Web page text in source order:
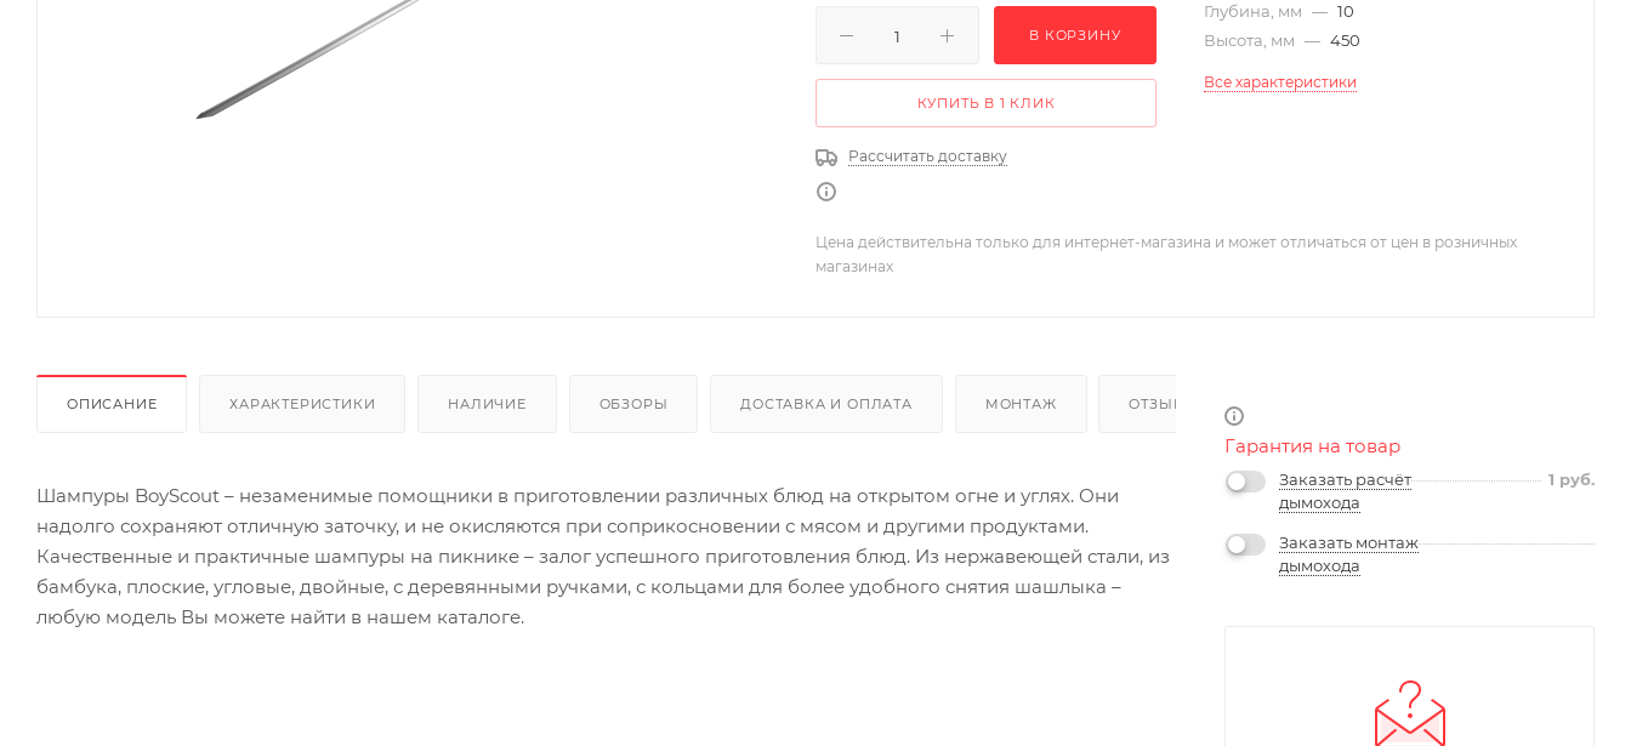
В КОРЗИНУ
КУПИТЬ В 1 КЛИК
Рассчитать доставку
Глубина, мм — 10
Высота, мм — 450
Все характеристики
Цена действительна только для интернет-магазина и может отличаться от цен в розничных
магазинах
ОПИСАНИЕ ХАРАКТЕРИСТИКИ НАЛИЧИЕ ОБЗОРЫ ДОСТАВКА И ОПЛАТА МОНТАЖ ОТЗЫВЫ
Шампуры BoyScout – незаменимые помощники в приготовлении различных блюд на открытом огне и углях. Они
надолго сохраняют отличную заточку, и не окисляются при соприкосновении с мясом и другими продуктами.
Качественные и практичные шампуры на пикнике – залог успешного приготовления блюд. Из нержавеющей стали, из
бамбука, плоские, угловые, двойные, с деревянными ручками, с кольцами для более удобного снятия шашлыка –
любую модель Вы можете найти в нашем каталоге.
Гарантия на товар
Заказать расчёт
дымохода
1 руб.
Заказать монтаж
дымохода